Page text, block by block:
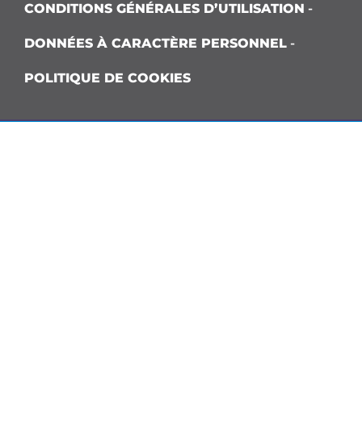
CONDITIONS GÉNÉRALES D’UTILISATION -
DONNÉES À CARACTÈRE PERSONNEL -
POLITIQUE DE COOKIES